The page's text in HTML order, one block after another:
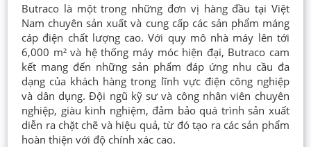
Butraco là một trong những đơn vị hàng đầu tại Việt
Nam chuyên sản xuất và cung cấp các sản phẩm máng
cáp điện chất lượng cao. Với quy mô nhà máy lên tới
6,000 m² và hệ thống máy móc hiện đại, Butraco cam
kết mang đến những sản phẩm đáp ứng nhu cầu đa
dạng của khách hàng trong lĩnh vực điện công nghiệp
và dân dụng. Đội ngũ kỹ sư và công nhân viên chuyên
nghiệp, giàu kinh nghiệm, đảm bảo quá trình sản xuất
diễn ra chặt chẽ và hiệu quả, từ đó tạo ra các sản phẩm
hoàn thiện với độ chính xác cao.